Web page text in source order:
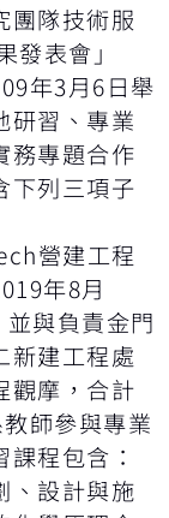
團隊技術服
表會」
年3月6日舉
研習、專業
務專題合作
下列三項子
營建工程
年8月
與負責金門
新建工程處
觀摩，合計
師參與專業
程包含：
、設計與施